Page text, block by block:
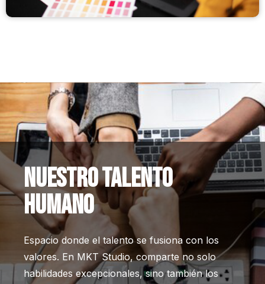
NUESTRO TALENTO
HUMANO
Espacio donde el talento se fusiona con los
valores. En MKT Studio, comparte no solo
habilidades excepcionales, sino también los